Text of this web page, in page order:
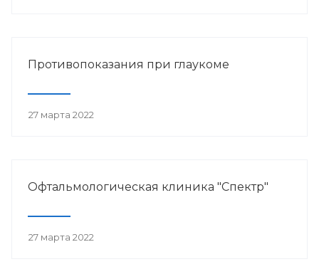
Противопоказания при глаукоме
27 марта 2022
Офтальмологическая клиника "Спектр"
27 марта 2022